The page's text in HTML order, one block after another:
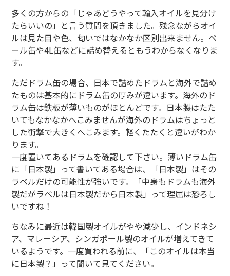
多くの方からの「じゃあどうやって輸入オイルを見分け
たらいいの」と言う質問を頂きました。残念ながらオイ
ルは見た目や色、匂いではなかなか区別出来ません。ペ
ール缶や4L缶などに詰め替えるともうわからなくなりま
す。
ただドラム缶の場合、日本で詰めたドラムと海外で詰め
たものは基本的にドラム缶の厚みが違います。海外のド
ラム缶は鉄板が薄いものがほとんどです。日本製はたた
いてもなかなかへこみませんが海外のドラムはちょっと
した衝撃で大きくへこみます。軽くたたくと違いがわか
ります。
一度置いてあるドラムを確認して下さい。薄いドラム缶
に「日本製」って書いてある場合は、「日本製」はその
ラベルだけの可能性が強いです。「中身もドラムも海外
製だがラベルは日本製だから日本製」って理屈は恐ろし
いですね！
ちなみに最近は韓国製オイルがやや減少し、インドネシ
ア、マレーシア、シンガポール製のオイルが増えてきて
いるようです。一度買われる前に、「このオイルは本当
に日本製？」って聞いて見てください。